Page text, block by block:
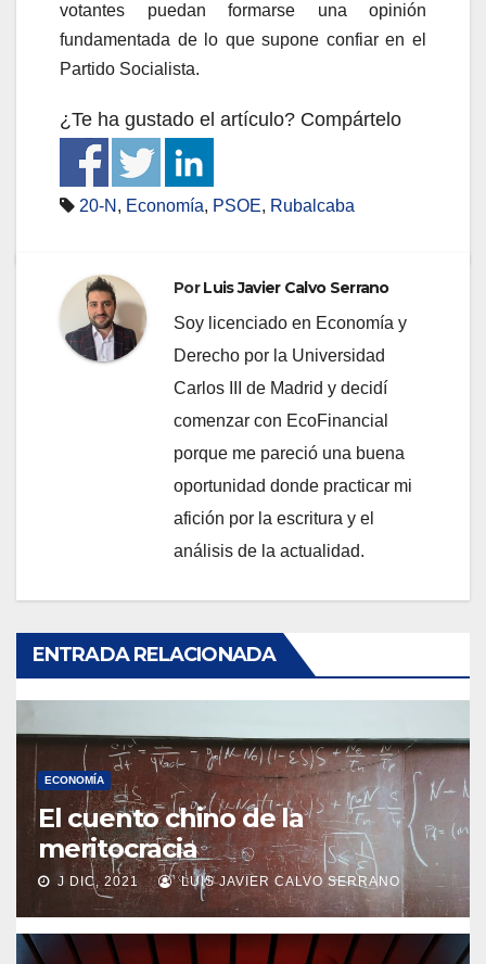
votantes puedan formarse una opinión
fundamentada de lo que supone confiar en el
Partido Socialista.
¿Te ha gustado el artículo? Compártelo
20-N , Economía, PSOE, Rubalcaba
PorLuis Javier Calvo Serrano
Soy licenciado en Economía y
Derecho por la Universidad
Carlos III de Madrid y decidí
comenzar con EcoFinancial
porque me pareció una buena
oportunidad donde practicar mi
afición por la escritura y el
análisis de la actualidad.
ENTRADA RELACIONADA
ECONOMÍA
El cuento chino de la
meritocracia
J DIC, 2021 LUIS JAVIER CALVO SERRANO